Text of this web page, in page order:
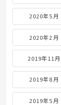
2020年5月
2020年2月
2019年11月
2019年8月
2019年5月